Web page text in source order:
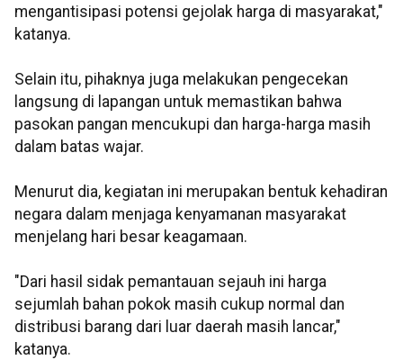
mengantisipasi potensi gejolak harga di masyarakat,"
katanya.
Selain itu, pihaknya juga melakukan pengecekan
langsung di lapangan untuk memastikan bahwa
pasokan pangan mencukupi dan harga-harga masih
dalam batas wajar.
Menurut dia, kegiatan ini merupakan bentuk kehadiran
negara dalam menjaga kenyamanan masyarakat
menjelang hari besar keagamaan.
"Dari hasil sidak pemantauan sejauh ini harga
sejumlah bahan pokok masih cukup normal dan
distribusi barang dari luar daerah masih lancar,"
katanya.